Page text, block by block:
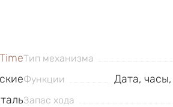
Тип механизма
Функции
Дата,
Запас хода